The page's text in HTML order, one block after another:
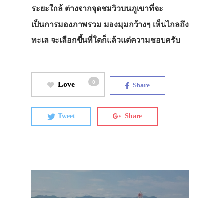
ระยะใกล้ ต่างจากจุดชมวิวบนภูเขาที่จะ
เป็นการมองภาพรวม มองมุมกว้างๆ เห็นไกลถึง
ทะเล จะเลือกขึ้นที่ใดก็แล้วแต่ความชอบครับ
Love 0 Share
Tweet Share